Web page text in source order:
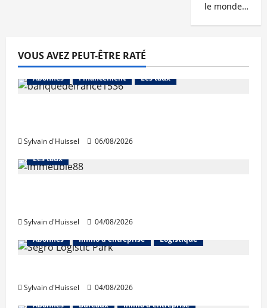
le monde…
VOUS AVEZ PEUT-ÊTRE RATÉ
Abonnés Financement Les taux
Sylvain d'Huissel 06/08/2026
Abonnés Financement
Les taux
Sylvain d'Huissel
04/08/2026
Abonnés
Immo d'entreprise Logistique
Sylvain d'Huissel
04/08/2026
Abonnés
Bureaux Immo d'entreprise